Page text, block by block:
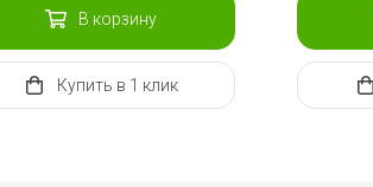
В корзину
Купить в 1 клик